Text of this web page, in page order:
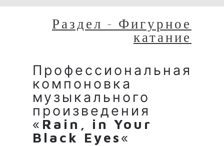
Раздел - Фигурное
катание
Профессиональная
компоновка
музыкального
произведения
« Rain, in Your
Black Eyes«